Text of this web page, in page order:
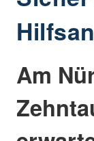
Am